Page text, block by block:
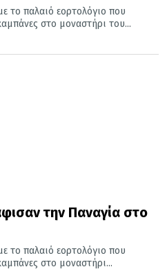
το παλαιό εορτολόγιο που
στο μοναστήρι του...
την Παναγία στο
το παλαιό εορτολόγιο που
στο μοναστήρι...